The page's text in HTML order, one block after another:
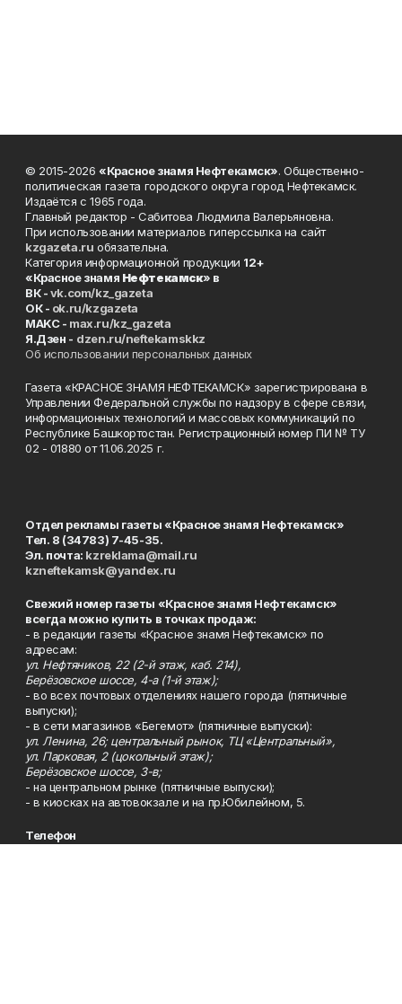
© 2015-2026 «Красное знамя Нефтекамск». Общественно-
политическая газета городского округа город Нефтекамск.
Издаётся с 1965 года.
Главный редактор - Сабитова Людмила Валерьяновна.
При использовании материалов гиперссылка на сайт
kzgazeta.ru обязательна.
Категория информационной продукции 12+
«Красное знамя Нефтекамск» в
ВК -vk.com/kz_gazeta
ОК - ok.ru/kzgazeta
MAKC - max.ru/kz_gazeta
Я.Дзен - dzen.ru/neftekamskkz
Об использовании персональных данных
Газета «КРАСНОЕ ЗНАМЯ НЕФТЕКАМСК» зарегистрирована в
Управлении Федеральной службы по надзору в сфере связи,
информационных технологий и массовых коммуникаций по
Республике Башкортостан. Регистрационный номер ПИ № ТУ
02 - 01880 от 11.06.2025 г.
Отдел рекламы газеты «Красное знамя Нефтекамск»
Тел. 8 (34783) 7-45-35.
Эл. почта: kzreklama@mail.ru
kzneftekamsk@yandex.ru
Свежий номер газеты «Красное знамя Нефтекамск»
всегда можно купить в точках продаж:
- в редакции газеты «Красное знамя Нефтекамск» по
адресам:
ул. Нефтяников, 22 (2-й этаж, каб. 214),
Берёзовское шоссе, 4-а (1-й этаж);
- во всех почтовых отделениях нашего города (пятничные
выпуски);
- в сети магазинов «Бегемот» (пятничные выпуски):
ул. Ленина, 26; центральный рынок, ТЦ «Центральный»,
ул. Парковая, 2 (цокольный этаж);
Берёзовское шоссе, 3-в;
- на центральном рынке (пятничные выпуски);
- в киосках на автовокзале и на пр.Юбилейном, 5.
Телефон